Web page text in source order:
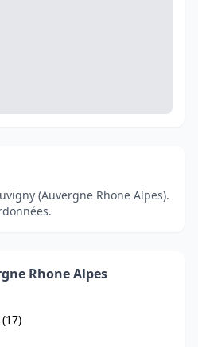
(Auvergne Rhone Alpes).
Rhone Alpes